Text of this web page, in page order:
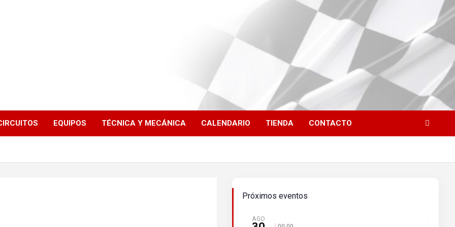
EQUIPOS TÉCNICA Y MECÁNICA CALENDARIO TIENDA CONTACTO
Próximos eventos
AGO